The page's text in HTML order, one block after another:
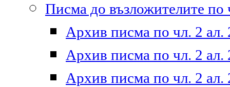
Писма до възложителите по
Архив писма по чл. 2 ал.
Архив писма по чл. 2 ал.
Архив писма по чл. 2 ал.